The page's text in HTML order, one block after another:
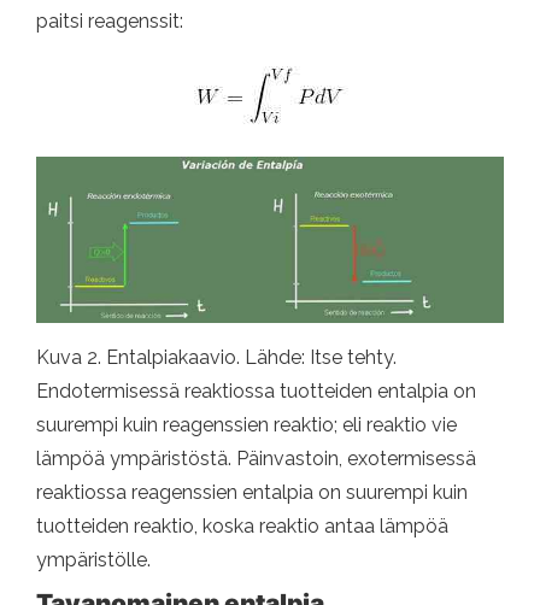
paitsi reagenssit:
Kuva 2. Entalpiakaavio. Lähde: Itse tehty.
Endotermisessä reaktiossa tuotteiden entalpia on
suurempi kuin reagenssien reaktio; eli reaktio vie
lämpöä ympäristöstä. Päinvastoin, exotermisessä
reaktiossa reagenssien entalpia on suurempi kuin
tuotteiden reaktio, koska reaktio antaa lämpöä
ympäristölle.